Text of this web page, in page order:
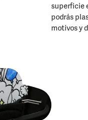
superficie
podrás
motivos y